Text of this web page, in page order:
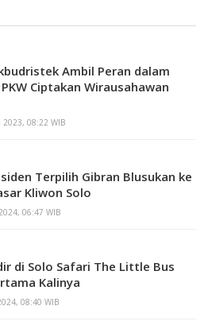
Ambil Peran dalam
Ciptakan Wirausahawan
2023, 08:22 WIB
Terpilih Gibran Blusukan ke
Kliwon Solo
06:47 WIB
di Solo Safari The Little Bus
Kalinya
08:40 WIB